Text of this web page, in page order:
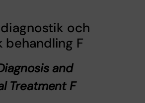
och
behandling F
and
Treatment F